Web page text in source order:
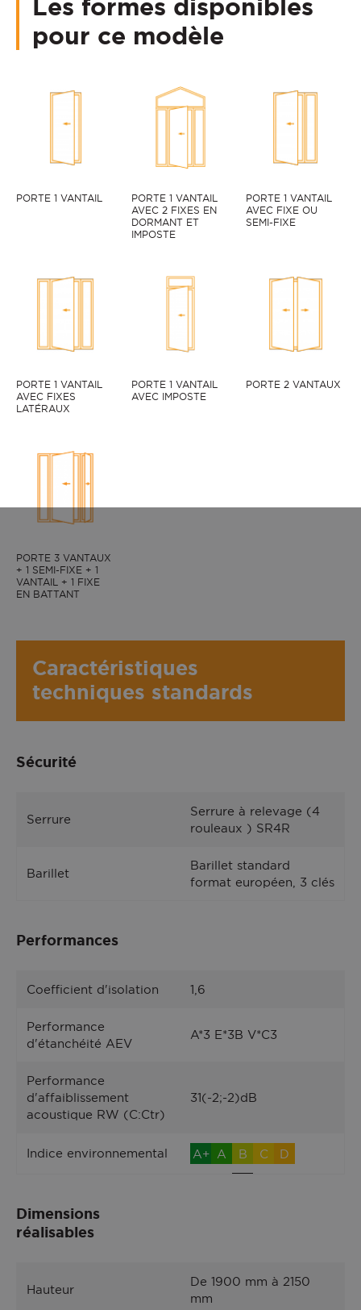
LORRIS face extérieure, couleur Bois Exotique clair
Les formes disponibles
pour ce modèle
PORTE 1 VANTAIL
PORTE 1 VANTAIL
AVEC 2 FIXES EN
DORMANT ET
IMPOSTE
PORTE 1 VANTAIL
AVEC FIXE OU
SEMI-FIXE
PORTE 1 VANTAIL
AVEC FIXES
LATÉRAUX
PORTE 1 VANTAIL
AVEC IMPOSTE
PORTE 2 VANTAUX
PORTE 3 VANTAUX
+ 1 SEMI-FIXE + 1
VANTAIL + 1 FIXE
EN BATTANT
Caractéristiques
techniques standards
Sécurité
Serrure
Serrure à relevage (4
rouleaux ) SR4R
Barillet
Barillet standard
format européen, 3 clés
Performances
Coefficient d'isolation 1,6
Performance
d'étanchéité AEV
A*3 E*3B V*C3
Performance
d'affaiblissement
acoustique RW (C:Ctr)
31(-2;-2)dB
Indice environnemental A+ A B C D
Dimensions
réalisables
Hauteur
De 1900 mm à 2150
mm